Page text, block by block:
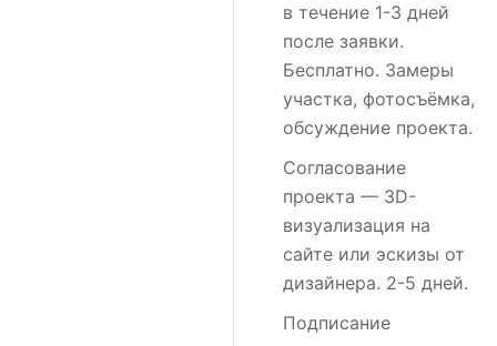
в течение 1-3 дней
после заявки.
Бесплатно. Замеры
участка, фотосъёмка,
обсуждение проекта.
Согласование
проекта — 3D-
визуализация на
сайте или эскизы от
дизайнера. 2-5 дней.
Подписание